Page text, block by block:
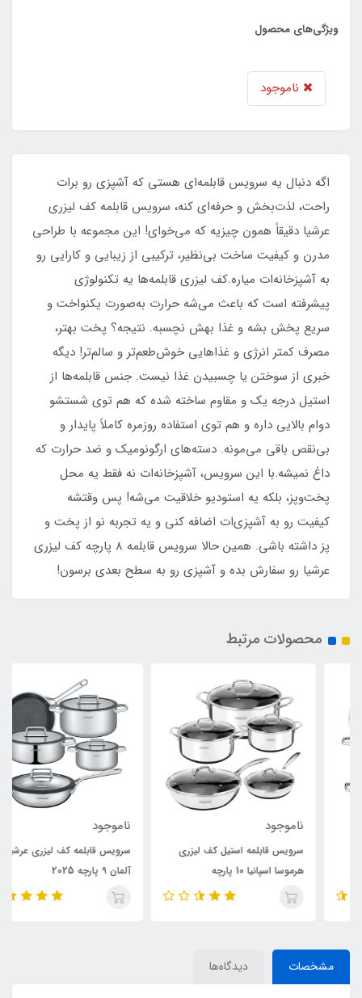
ویژگی‌های محصول
ناموجود
اگه دنبال یه سرویس قابلمه‌ای هستی که آشپزی رو برات
راحت، لذت‌بخش و حرفه‌ای کنه، سرویس قابلمه کف لیزری
عرشیا دقیقاً همون چیزیه که می‌خوای! این مجموعه با طراحی
مدرن و کیفیت ساخت بی‌نظیر، ترکیبی از زیبایی و کارایی رو
به آشپزخانه‌ات میاره.کف لیزری قابلمه‌ها یه تکنولوژی
پیشرفته است که باعث می‌شه حرارت به‌صورت یکنواخت و
سریع پخش بشه و غذا بهش نچسبه. نتیجه؟ پخت بهتر،
مصرف کمتر انرژی و غذاهایی خوش‌طعم‌تر و سالم‌تر! دیگه
خبری از سوختن یا چسبیدن غذا نیست. جنس قابلمه‌ها از
استیل درجه یک و مقاوم ساخته شده که هم توی شستشو
دوام بالایی داره و هم توی استفاده روزمره کاملاً پایدار و
بی‌نقص باقی می‌مونه. دسته‌های ارگونومیک و ضد حرارت که
داغ نمیشه.با این سرویس، آشپزخانه‌ات نه فقط یه محل
پخت‌وپز، بلکه یه استودیو خلاقیت می‌شه! پس وقتشه
کیفیت رو به آشپزی‌ات اضافه کنی و یه تجربه نو از پخت و
پز داشته باشی. همین حالا سرویس قابلمه 8 پارچه کف لیزری
عرشیا رو سفارش بده و آشپزی رو به سطح بعدی برسون!
محصولات مرتبط
ناموجود
سرویس قابلمه استیل کف لیزری
هرموسا اسپانیا 10 پارچه
ناموجود
سرویس قابلمه کف لیزری عرشیا
مشخصات دیدگاه‌ها